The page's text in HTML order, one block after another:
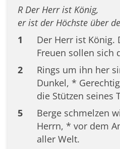
R Der Herr ist König,
er ist der Höchste über
1
Der Herr ist König.
Freuen sollen sich
2
Rings um ihn her
Dunkel, *
die Stützen seines
5
Berge schmelzen
Herrn, * vor dem
aller Welt.